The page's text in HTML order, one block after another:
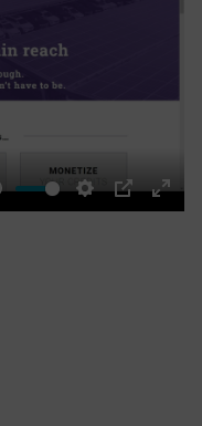
Settings
PIP
Enter